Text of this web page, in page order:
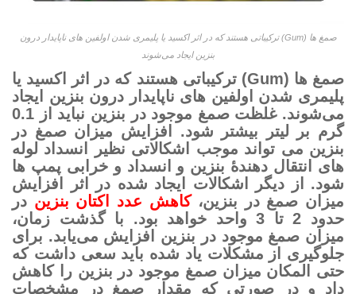
صمغ ها (Gum) ترکیباتی هستند که در اثر اکسید یا پلیمری شدن اولفین های ناپایدار درون
بنزین ایجاد می‌­شوند
صمغ ها (Gum) ترکیباتی هستند که در اثر اکسید یا
پلیمری شدن اولفین های ناپایدار درون بنزین ایجاد
می‌­شوند. غلظت صمغ موجود در بنزین نباید از 0.1
گرم بر لیتر بیشتر شود. افزایش میزان صمغ در
بنزین می­ تواند موجب اشکالاتی نظیر انسداد لوله
های انتقال دهندۀ بنزین و انسداد و خرابی پمپ ها
شود. از دیگر اشکالات ایجاد شده در اثر افزایش
میزان صمغ در بنزین،کاهش عدد اکتان بنزین در
حدود 2 تا 3 واحد خواهد بود. با گذشت زمان،
میزان صمغ موجود در بنزین افزایش می­‌یابد. برای
جلوگیری از مشکلات یاد شده باید سعی داشت که
حتی المکان میزان صمغ موجود در بنزین را کاهش
داد و در صورتی که مقدار صمغ در مشخصات